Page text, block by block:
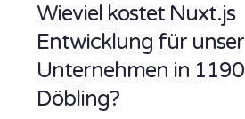
Wieviel kostet Nuxt.js
Entwicklung für unser
Unternehmen in 1190
Döbling?